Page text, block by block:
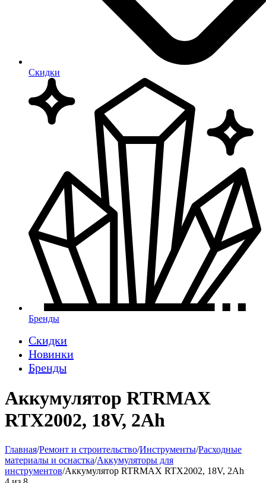
Скидки
Бренды
Скидки
Новинки
Бренды
Аккумулятор RTRMAX
RTX2002, 18V, 2Ah
Главная/Ремонт и строительство/Инструменты/Расходные
материалы и оснастка/Аккумуляторы для
инструментов/Аккумулятор RTRMAX RTX2002, 18V, 2Ah